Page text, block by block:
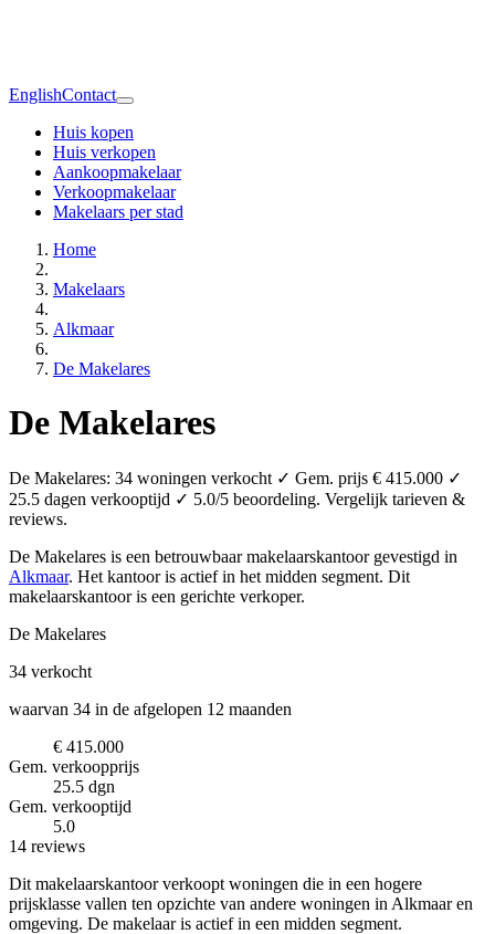
EnglishContact
Huis kopen
Huis verkopen
Aankoopmakelaar
Verkoopmakelaar
Makelaars per stad
Home
Makelaars
Alkmaar
De Makelares
De Makelares
De Makelares: 34 woningen verkocht ✓ Gem. prijs € 415.000 ✓
25.5 dagen verkooptijd ✓ 5.0/5 beoordeling. Vergelijk tarieven &
reviews.
De Makelares is een betrouwbaar makelaarskantoor gevestigd in
Alkmaar. Het kantoor is actief in het midden segment. Dit
makelaarskantoor is een gerichte verkoper.
De Makelares
34 verkocht
waarvan 34 in de afgelopen 12 maanden
€ 415.000
Gem. verkoopprijs
25.5 dgn
Gem. verkooptijd
5.0
14 reviews
Dit makelaarskantoor verkoopt woningen die in een hogere
prijsklasse vallen ten opzichte van andere woningen in Alkmaar en
omgeving. De makelaar is actief in een midden segment.